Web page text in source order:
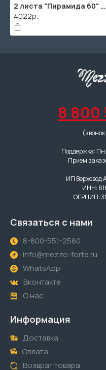
2 листа "Пирамида 60" / 2шт. по 1980х960х75мм / 4м² / SPG2236 / Темно-серый
4022р.
8 800
Поддержка:
Прием
ИП Верховод
ИНН:
ОГРНИП:
Связаться с нами
8-800-551-2580
info@mezzo-forte.ru
WhatsApp
Вконтакте
О нас
Информация
Доставка
Оплата
Возврат товара